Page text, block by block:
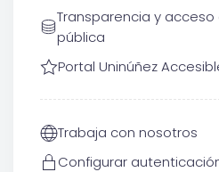
Transparencia y
pública
Portal Uninúñez
Trabaja con nosotros
Configurar